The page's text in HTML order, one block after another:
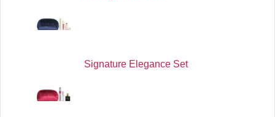
Signature Elegance Set